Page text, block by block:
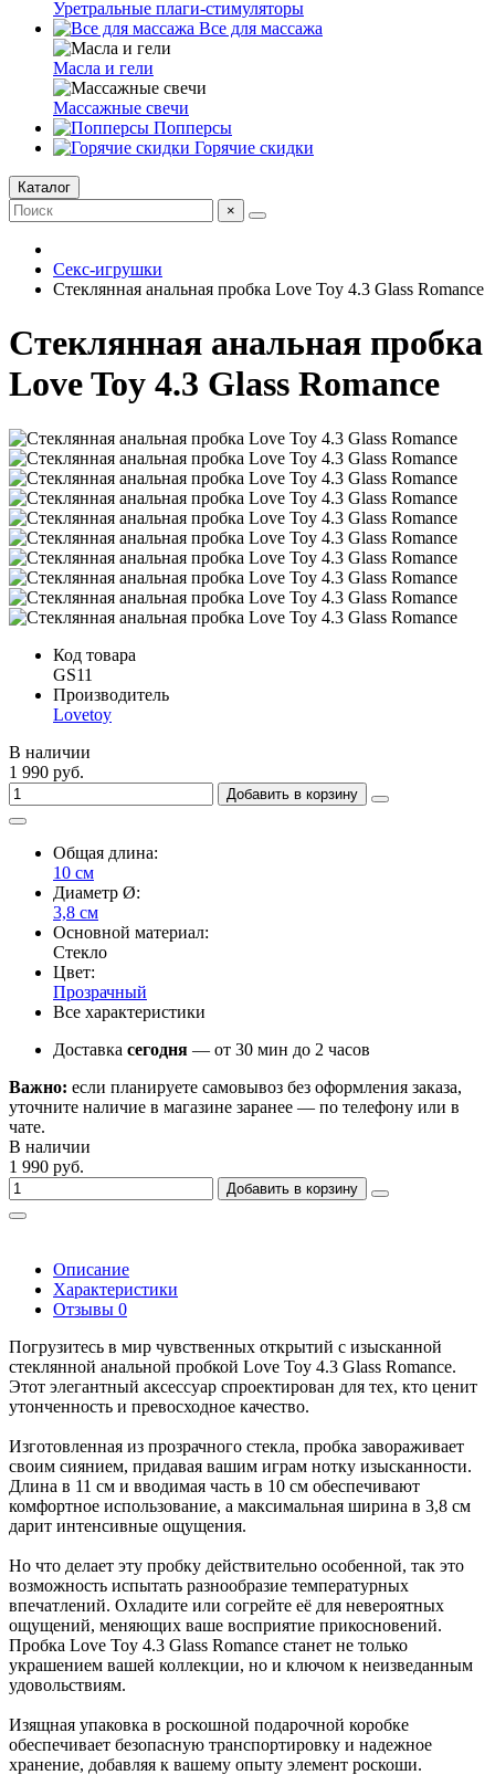
Уретральные плаги-стимуляторы
Все для массажа
Масла и гели
Массажные свечи
Попперсы
Горячие скидки
Каталог
×
Секс-игрушки
Стеклянная анальная пробка Love Toy 4.3 Glass Romance
Стеклянная анальная пробка
Love Toy 4.3 Glass Romance
Код товара
GS11
Производитель
Lovetoy
В наличии
1 990 руб.
Добавить в корзину
Общая длина:
10 см
Диаметр Ø:
3,8 см
Основной материал:
Стекло
Цвет:
Прозрачный
Все характеристики
Доставка сегодня — от 30 мин до 2 часов
Важно: если планируете самовывоз без оформления заказа,
уточните наличие в магазине заранее — по телефону или в
чате.
В наличии
1 990 руб.
Добавить в корзину
Описание
Характеристики
Отзывы 0
Погрузитесь в мир чувственных открытий с изысканной
стеклянной анальной пробкой Love Toy 4.3 Glass Romance.
Этот элегантный аксессуар спроектирован для тех, кто ценит
утонченность и превосходное качество.
Изготовленная из прозрачного стекла, пробка завораживает
своим сиянием, придавая вашим играм нотку изысканности.
Длина в 11 см и вводимая часть в 10 см обеспечивают
комфортное использование, а максимальная ширина в 3,8 см
дарит интенсивные ощущения.
Но что делает эту пробку действительно особенной, так это
возможность испытать разнообразие температурных
впечатлений. Охладите или согрейте её для невероятных
ощущений, меняющих ваше восприятие прикосновений.
Пробка Love Toy 4.3 Glass Romance станет не только
украшением вашей коллекции, но и ключом к неизведанным
удовольствиям.
Изящная упаковка в роскошной подарочной коробке
обеспечивает безопасную транспортировку и надежное
хранение, добавляя к вашему опыту элемент роскоши.